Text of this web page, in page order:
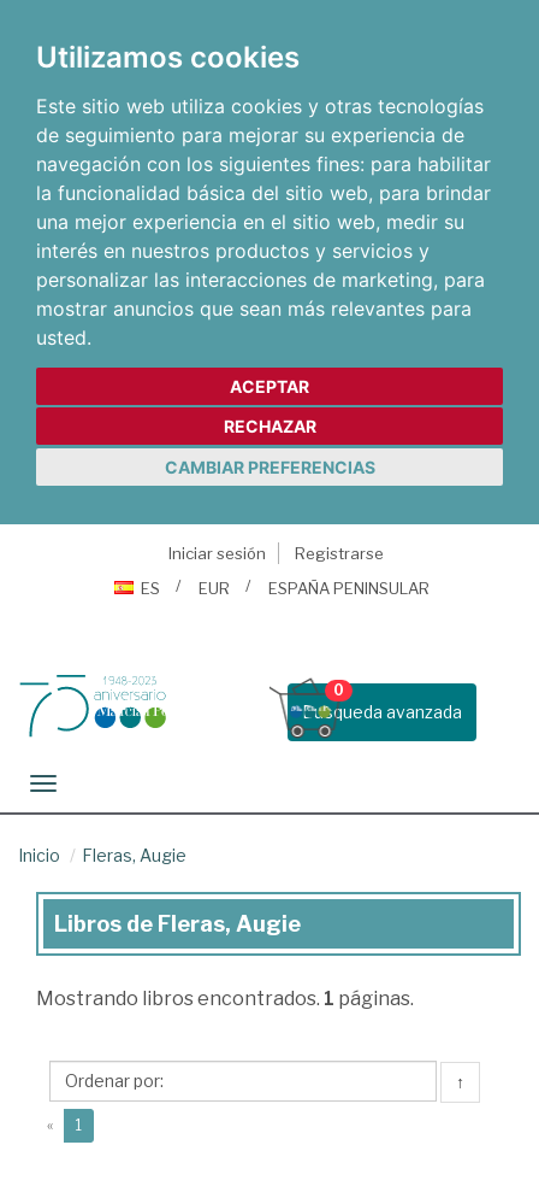
Utilizamos cookies
Este sitio web utiliza cookies y otras tecnologías
de seguimiento para mejorar su experiencia de
navegación con los siguientes fines: para habilitar
la funcionalidad básica del sitio web, para brindar
una mejor experiencia en el sitio web, medir su
interés en nuestros productos y servicios y
personalizar las interacciones de marketing, para
mostrar anuncios que sean más relevantes para
usted.
ACEPTAR
RECHAZAR
CAMBIAR PREFERENCIAS
Iniciar sesión
Registrarse
ES
EUR ESPAÑA PENINSULAR
Busqueda avanzada
0
Toggle navigation
Inicio Fleras, Augie
Libros
Fleras,
Libros de Fleras, Augie
Mostrando libros encontrados. 1 páginas.
↑
« 1